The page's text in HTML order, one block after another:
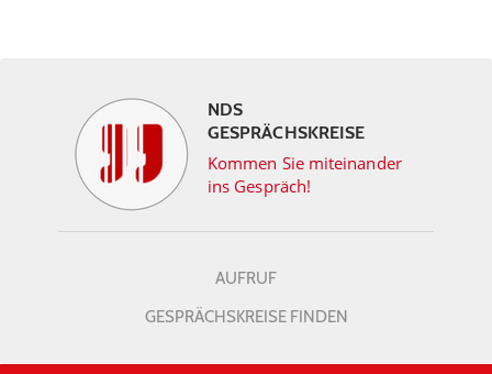
NDS
GESPRÄCHSKREISE
Kommen Sie miteinander
ins Gespräch!
AUFRUF
GESPRÄCHSKREISE FINDEN